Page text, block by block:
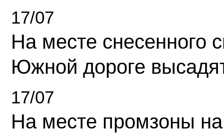
17/07
На месте снесенного
Южной дороге
17/07
На месте промзоны